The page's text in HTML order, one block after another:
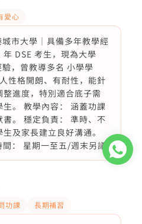
愛心
市大學｜具備多年教學經
DSE 考生，現為大學
，曾教導多名 小學學
性格開朗、有耐性，能針
進度，特別適合底子需
。 教學內容： 涵蓋功課
。 穩定負責： 準時、不
及家長建立良好溝通。
： 星期一至五/週末另議
功課 長期補習